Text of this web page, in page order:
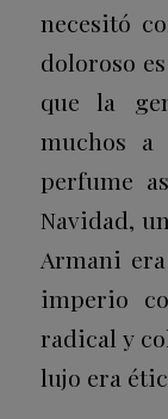
necesitó
doloroso
que la
muchos
perfume
Navidad,
Armani
imperio
radical y
lujo era